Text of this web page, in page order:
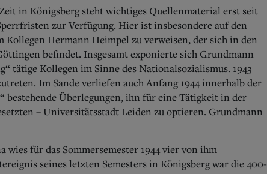
in Königsberg steht wichtiges Quellenmaterial erst seit
zur Verfügung. Hier ist insbesondere auf den
Hermann Heimpel zu verweisen, der sich in den
befindet. Insgesamt exponierte sich Grundmann
tätige Kollegen im Sinne des Nationalsozialismus. 1943
Im Sande verliefen auch Anfang 1944 innerhalb der
bestehende Überlegungen, ihn für eine Tätigkeit in der
– Universitätsstadt Leiden zu optieren. Grundmann
wies für das Sommersemester 1944 vier von ihm
seines letzten Semesters in Königsberg war die 400-